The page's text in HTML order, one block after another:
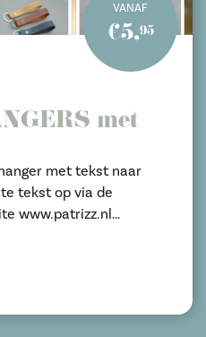
VANAF
€5,95
met
met tekst naar
tekst op via de
www.patrizz.nl